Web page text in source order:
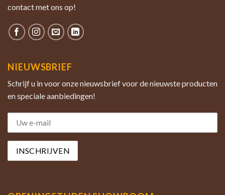
contact met ons op!
NIEUWSBRIEF
Schrijf u in voor onze nieuwsbrief voor de nieuwste producten
en speciale aanbiedingen!